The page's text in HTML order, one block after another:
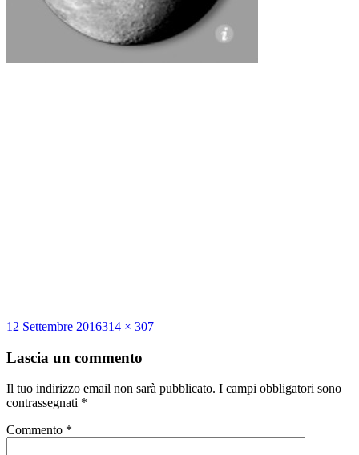
Scritto
12 Settembre 2016Dimensione
314 × 307
Lascia un commento
Il tuo indirizzo email non sarà pubblicato. I campi obbligatori sono
contrassegnati *
Commento *